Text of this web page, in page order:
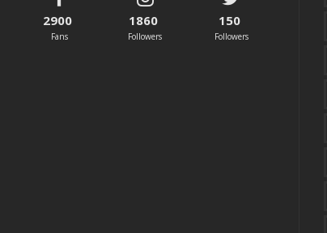
2900
Fans
1860
Followers
150
Followers